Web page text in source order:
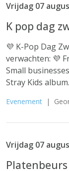
Vrijdag 07
K pop dag
💜 K-Pop Dag
verwachten: 💜
Small
Stray Kids
Evenement |
Vrijdag 07